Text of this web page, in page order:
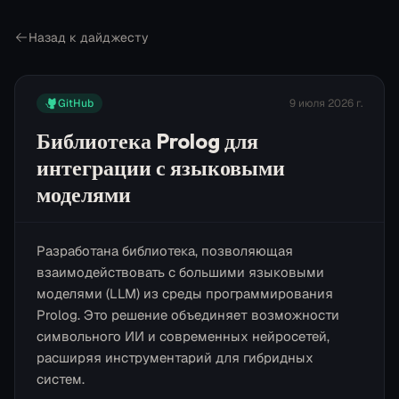
Назад к дайджесту
GitHub 9 июля 2026 г.
Библиотека Prolog для
интеграции с языковыми
моделями
Разработана библиотека, позволяющая
взаимодействовать с большими языковыми
моделями (LLM) из среды программирования
Prolog. Это решение объединяет возможности
символьного ИИ и современных нейросетей,
расширяя инструментарий для гибридных
систем.